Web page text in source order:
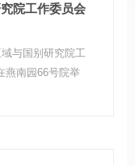
院工作委员会
与国别研究院工
燕南园66号院举